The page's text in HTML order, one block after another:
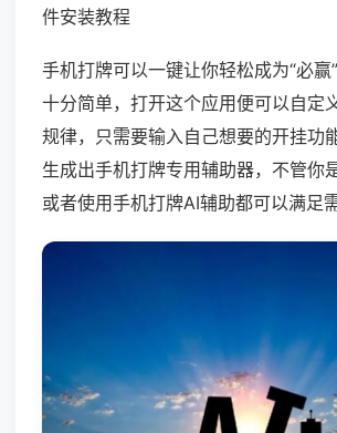
件安装教程
手机打牌可以一键让你轻松成为“必赢
十分简单，打开这个应用便可以自定
规律，只需要输入自己想要的开挂功
生成出手机打牌专用辅助器，不管你
或者使用手机打牌AI辅助都可以满足需